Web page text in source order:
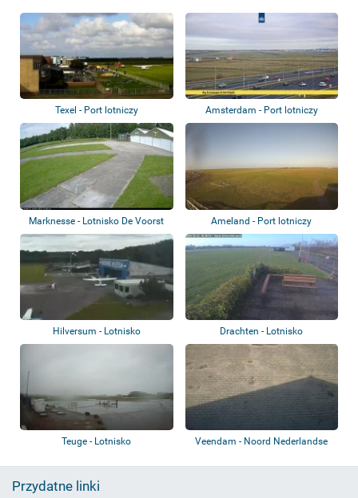
Texel - Port lotniczy
Amsterdam - Port lotniczy
Amsterdam-Schi...
Marknesse - Lotnisko De Voorst Ameland - Port lotniczy
Hilversum - Lotnisko Drachten - Lotnisko
Teuge - Lotnisko
Veendam - Noord Nederlandse
Przydatne linki